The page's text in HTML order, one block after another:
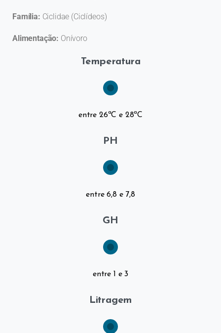
Família: Ciclidae (Ciclídeos)
Alimentação: Onívoro
Temperatura
entre 26ªC e 28ªC
PH
entre 6,8 e 7,8
GH
entre 1 e 3
Litragem